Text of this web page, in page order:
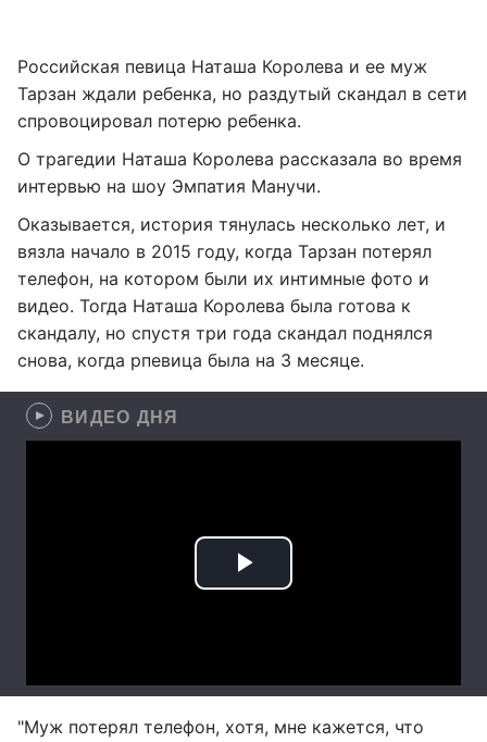
Российская певица Наташа Королева и ее муж
Тарзан ждали ребенка, но раздутый скандал в сети
спровоцировал потерю ребенка.
О трагедии Наташа Королева рассказала во время
интервью на шоу Эмпатия Манучи.
Оказывается, история тянулась несколько лет, и
вязла начало в 2015 году, когда Тарзан потерял
телефон, на котором были их интимные фото и
видео. Тогда Наташа Королева была готова к
скандалу, но спустя три года скандал поднялся
снова, когда рпевица была на 3 месяце.
ВИДЕО ДНЯ
"Муж потерял телефон, хотя, мне кажется, что